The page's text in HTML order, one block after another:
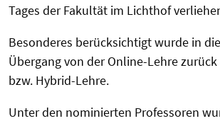
Tages der Fakultät im Lichthof
Besonderes berücksichtigt wurde in
Übergang von der Online-Lehre zurück
bzw. Hybrid-Lehre.
Unter den nominierten Professoren